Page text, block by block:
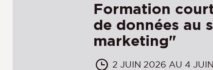
Formation
de données au
marketing"
2 JUIN 2026 AU 4